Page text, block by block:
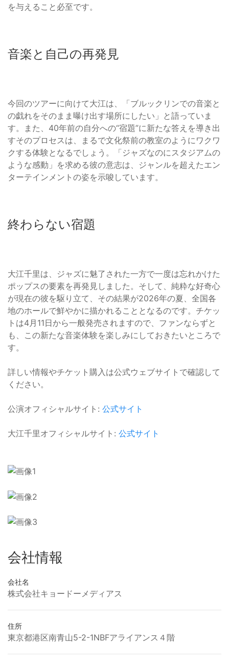
を与えること必至です。
音楽と自己の再発見
今回のツアーに向けて大江は、「ブルックリンでの音楽と
の戯れをそのまま曝け出す場所にしたい」と語っていま
す。また、40年前の自分への“宿題”に新たな答えを導き出
すそのプロセスは、まるで文化祭前の教室のようにワクワ
クする体験となるでしょう。「ジャズなのにスタジアムの
ような感動」を求める彼の意志は、ジャンルを超えたエン
ターテインメントの姿を示唆しています。
終わらない宿題
大江千里は、ジャズに魅了された一方で一度は忘れかけた
ポップスの要素を再発見しました。そして、純粋な好奇心
が現在の彼を駆り立て、その結果が2026年の夏、全国各
地のホールで鮮やかに描かれることとなるのです。チケッ
トは4月11日から一般発売されますので、ファンならずと
も、この新たな音楽体験を楽しみにしておきたいところで
す。
詳しい情報やチケット購入は公式ウェブサイトで確認して
ください。
公演オフィシャルサイト: 公式サイト
大江千里オフィシャルサイト: 公式サイト
会社情報
会社名
株式会社キョードーメディアス
住所
東京都港区南青山5-2-1NBFアライアンス４階